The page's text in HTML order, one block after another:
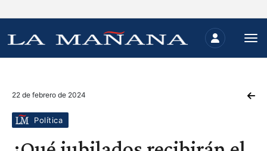
22 de febrero de 2024
Política